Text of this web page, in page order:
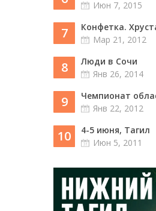
Июн 7, 2015
7
Конфетка.
Мар 21, 2012
8
Люди в Сочи
Янв 26, 2014
9
Чемпионат
Янв 22, 2012
10
4-5 июня, Тагил
Июн 5, 2011